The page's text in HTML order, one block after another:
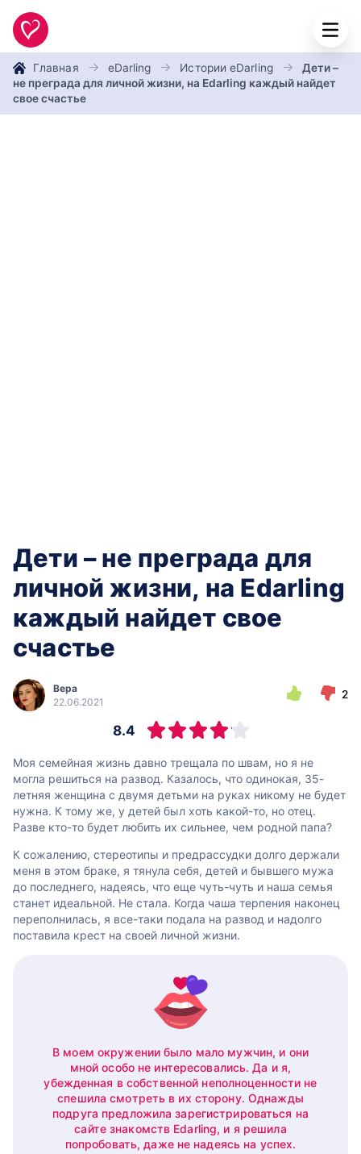
Главная eDarling Истории eDarling
Дети –
не преграда для личной жизни, на Edarling каждый найдет
свое счастье
Дети – не преграда для
личной жизни, на Edarling
каждый найдет свое
счастье
Вера
22.06.2021
8.4
2
Моя семейная жизнь давно трещала по швам, но я не
могла решиться на развод. Казалось, что одинокая, 35-
летняя женщина с двумя детьми на руках никому не будет
нужна. К тому же, у детей был хоть какой-то, но отец.
Разве кто-то будет любить их сильнее, чем родной папа?
К сожалению, стереотипы и предрассудки долго держали
меня в этом браке, я тянула себя, детей и бывшего мужа
до последнего, надеясь, что еще чуть-чуть и наша семья
станет идеальной. Не стала. Когда чаша терпения наконец
переполнилась, я все-таки подала на развод и надолго
поставила крест на своей личной жизни.
В моем окружении было мало мужчин, и они
мной особо не интересовались. Да и я,
убежденная в собственной неполноценности не
спешила смотреть в их сторону. Однажды
подруга предложила зарегистрироваться на
сайте знакомств Edarling, и я решила
попробовать, даже не надеясь на успех.